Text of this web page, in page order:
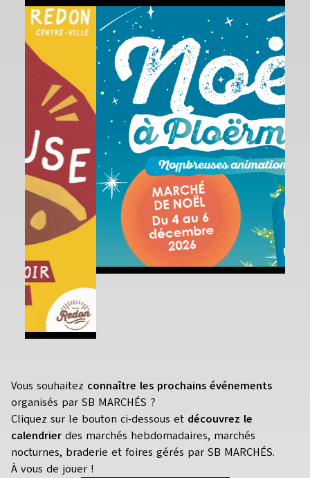
Vous souhaitez connaître les prochains événements
organisés par SB MARCHÉS ?
Cliquez sur le bouton ci-dessous et découvrez le
calendrier des marchés hebdomadaires, marchés
nocturnes, braderie et foires gérés par SB MARCHÉS.
À vous de jouer !